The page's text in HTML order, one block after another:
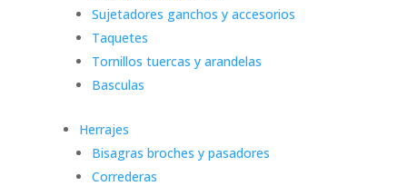
Sujetadores ganchos y accesorios
Taquetes
Tornillos tuercas y arandelas
Basculas
Herrajes
Bisagras broches y pasadores
Correderas